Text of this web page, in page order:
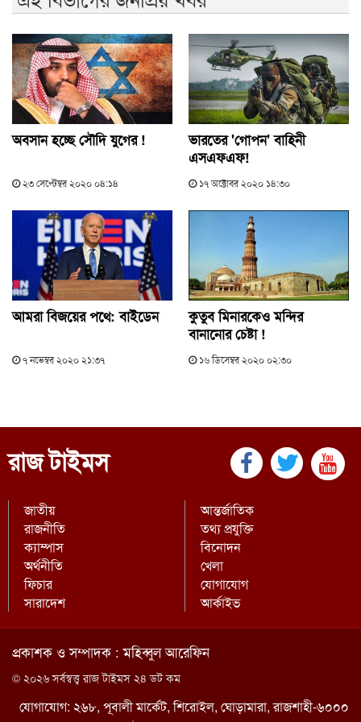
অবসান হচ্ছে সৌদি যুগের !
২৩ সেপ্টেম্বর ২০২০ ০৪:১৪
ভারতের 'গোপন' বাহিনী
এসএফএফ!
১৭ অক্টোবর ২০২০ ১৪:৩০
আমরা বিজয়ের পথে: বাইডেন
৭ নভেম্বর ২০২০ ২১:৩৭
কুতুব মিনারকেও মন্দির
বানানোর চেষ্টা !
১৬ ডিসেম্বর ২০২০ ০২:৩০
রাজ টাইমস
জাতীয়
রাজনীতি
আন্তর্জাতিক
তথ্য প্রযুক্তি
ক্যাম্পাস
অর্থনীতি
বিনোদন
খেলা
ফিচার
সারাদেশ
যোগাযোগ
আর্কাইভ
প্রকাশক ও সম্পাদক : মহিব্বুল আরেফিন
© ২০২৬ সর্বস্বত্ত্ব রাজ টাইমস ২৪ ডট কম
যোগাযোগ: ২৬৮, পূবালী মার্কেট, শিরোইল, ঘোড়ামারা, রাজশাহী-৬০০০